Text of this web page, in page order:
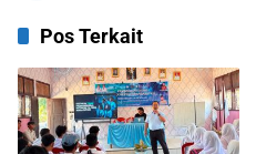
Pos Terkait